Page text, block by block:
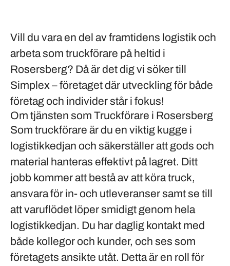
Vill du vara en del av framtidens logistik och
arbeta som truckförare på heltid i
Rosersberg? Då är det dig vi söker till
Simplex – företaget där utveckling för både
företag och individer står i fokus!
Om tjänsten som Truckförare i Rosersberg
Som truckförare är du en viktig kugge i
logistikkedjan och säkerställer att gods och
material hanteras effektivt på lagret. Ditt
jobb kommer att bestå av att köra truck,
ansvara för in- och utleveranser samt se till
att varuflödet löper smidigt genom hela
logistikkedjan. Du har daglig kontakt med
både kollegor och kunder, och ses som
företagets ansikte utåt. Detta är en roll för